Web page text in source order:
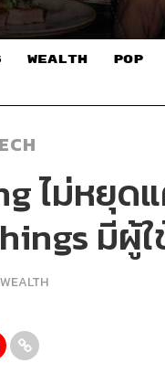
WEALTH POP
ไม่หยุด
มีผู้